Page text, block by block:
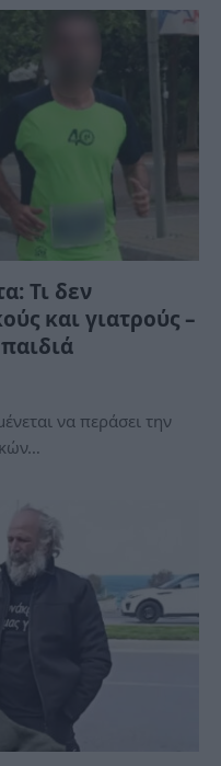
Τι δεν
και γιατρούς –
να περάσει την